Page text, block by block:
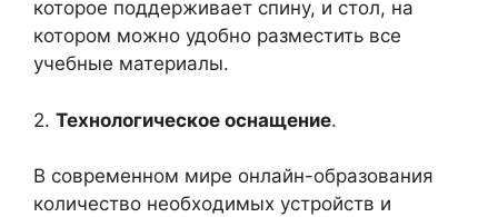
которое поддерживает спину, и стол, на
котором можно удобно разместить все
учебные материалы.
2. Технологическое оснащение.
В современном мире онлайн-образования
количество необходимых устройств и